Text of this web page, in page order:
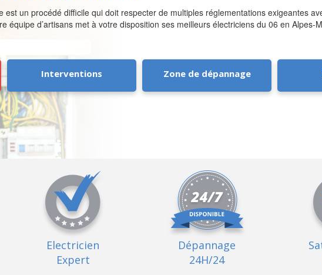
est un procédé difficile qui doit respecter de multiples réglementations exigeantes
équipe d’artisans met à votre disposition ses meilleurs électriciens du 06 en Alpes-
Interventions Zone de dépannage
Electricien
Expert
Dépannage
24H/24